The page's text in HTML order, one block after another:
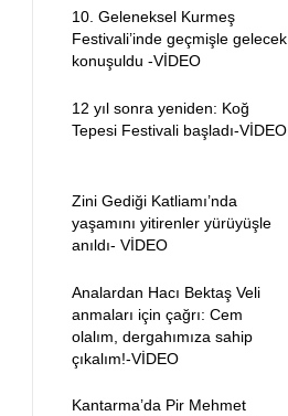
10. Geleneksel Kurmeş
Festivali’inde geçmişle gelecek
konuşuldu -VİDEO
12 yıl sonra yeniden: Koğ
Tepesi Festivali başladı-VİDEO
Zini Gediği Katliamı’nda
yaşamını yitirenler yürüyüşle
anıldı- VİDEO
Analardan Hacı Bektaş Veli
anmaları için çağrı: Cem
olalım, dergahımıza sahip
çıkalım!-VİDEO
Kantarma’da Pir Mehmet